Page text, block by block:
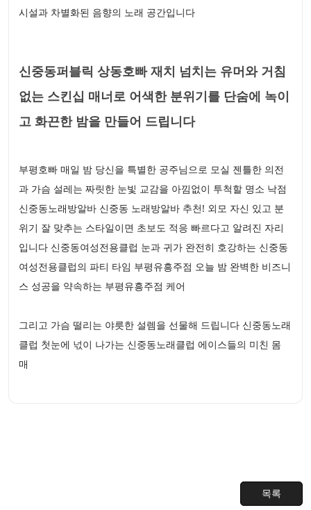
시설과 차별화된 음향의 노래 공간입니다
신중동퍼블릭 상동호빠 재치 넘치는 유머와 거침
없는 스킨십 매너로 어색한 분위기를 단숨에 녹이
고 화끈한 밤을 만들어 드립니다
부평호빠 매일 밤 당신을 특별한 공주님으로 모실 젠틀한 의전
과 가슴 설레는 짜릿한 눈빛 교감을 아낌없이 투척할 명소 낙점
신중동노래방알바 신중동 노래방알바 추천! 외모 자신 있고 분
위기 잘 맞추는 스타일이면 초보도 적응 빠르다고 알려진 자리
입니다 신중동여성전용클럽 눈과 귀가 완전히 호강하는 신중동
여성전용클럽의 파티 타임 부평유흥주점 오늘 밤 완벽한 비즈니
스 성공을 약속하는 부평유흥주점 케어
그리고 가슴 떨리는 야릇한 설렘을 선물해 드립니다 신중동노래
클럽 첫눈에 넋이 나가는 신중동노래클럽 에이스들의 미친 몸
매
목록